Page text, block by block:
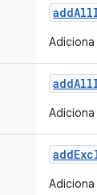
addAll
Adiciona
addAll
Adiciona
add